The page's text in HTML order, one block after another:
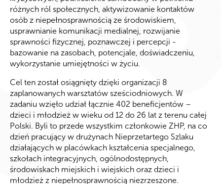
różnych ról społecznych, aktywizowanie kontaktów
osób z niepełnosprawnością ze środowiskiem,
usprawnianie komunikacji medialnej, rozwijanie
sprawności fizycznej, poznawczej i percepcji -
bazowanie na zasobach, potencjale, doświadczeniu,
wykorzystanie umiejętności w życiu.
Cel ten został osiągnięty dzięki organizacji 8
zaplanowanych warsztatów sześciodniowych. W
zadaniu wzięło udział łącznie 402 beneficjentów –
dzieci i młodzież w wieku od 12 do 26 lat z terenu całej
Polski. Byli to przede wszystkim członkowie ZHP, na co
dzień pracujący w drużynach Nieprzetartego Szlaku
działających w placówkach kształcenia specjalnego,
szkołach integracyjnych, ogólnodostępnych,
środowiskach miejskich i wiejskich oraz dzieci i
młodzież z niepełnosprawnością niezrzeszone.